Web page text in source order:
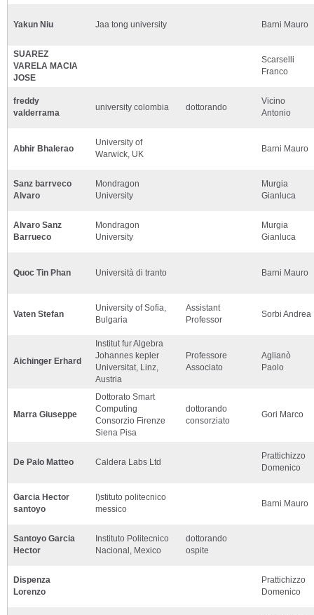
Yakun Niu Jaa tong university Barni Mauro
SUAREZ
VARELA MACIA
JOSE
Scarselli
Franco
freddy
valderrama
university colombia dottorando
Vicino
Antonio
Abhir Bhalerao
University of
Warwick, UK
Barni Mauro
Sanz barrveco
Alvaro
Mondragon
University
Murgia
Gianluca
Alvaro Sanz
Barrueco
Mondragon
University
Murgia
Gianluca
Quoc Tin Phan Università di tranto Barni Mauro
Vaten Stefan
University of Sofia,
Bulgaria
Assistant
Professor
Sorbi Andrea
Aichinger Erhard
Institut fur Algebra
Johannes kepler
Universitat, Linz,
Austria
Professore
Associato
Aglianò
Paolo
Marra Giuseppe
Dottorato Smart
Computing
Consorzio Firenze
Siena Pisa
dottorando
consorziato
Gori Marco
De Palo Matteo Caldera Labs Ltd
Prattichizzo
Domenico
Garcia Hector
santoyo
I)stituto politecnico
messico
Barni Mauro
Santoyo Garcia
Hector
Instituto Politecnico
Nacional, Mexico
dottorando
ospite
Dispenza
Lorenzo
Prattichizzo
Domenico